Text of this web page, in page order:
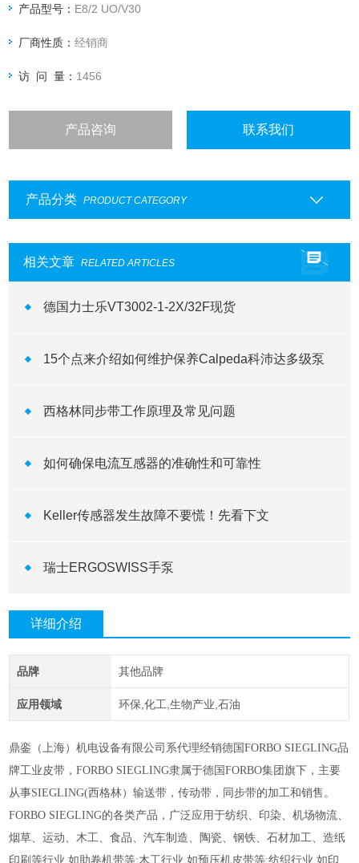
产品型号： E8/2 UO/V30
厂商性质：经销商
访 问 量： 1456
产品咨询 联系我们
产品分类 PRODUCT CATEGORY
相关文章 RELATED ARTICLES
德国力士乐VT3002-1-2X/32F现货
15个点来介绍如何维护保养Calpeda科沛达多级泵
西格林同步带工作原理及常见问题
如何确保电流互感器的准确性和可靠性
Keller传感器发生故障不要慌！先看下文
瑞士ERGOSWISS手泵
详细介绍
品牌 其他品牌
应用领域 环保,化工,生物产业,石油
鼎銮 （上海）机电设备有限公司系代理经销德国FORBO SIEGLING品
牌工业皮带，FORBO SIEGLING隶属于德国FORBO集团旗下，主要
从事SIEGLING(西格林）输送带，传动带，同步带的加工和销售。
FORBO SIEGLING的各类产品，广泛应用于纺织、印染、机场物流、
烟草、运动、木工、食品、汽车制造、陶瓷、钢铁、石材加工、造纸
印刷等行业,如助卷机带等;木工行业,如预压机皮带等;纺织行业,如印